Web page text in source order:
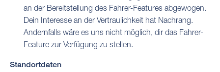
an der Bereitstellung des Fahrer-Features abgewogen.
Dein Interesse an der Vertraulichkeit hat Nachrang.
Andernfalls wäre es uns nicht möglich, dir das Fahrer-
Feature zur Verfügung zu stellen.
Standortdaten